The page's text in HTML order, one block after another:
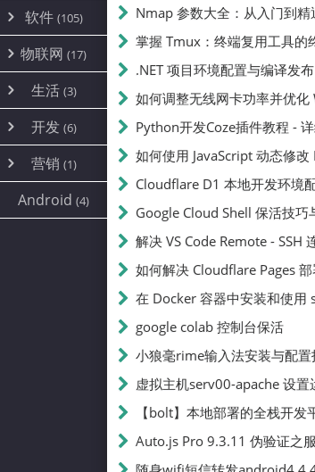
ProxmoxVE
Ubuntu(7)
环境配置
DD重装(3)
加速优化(34)
面板(12)
容器
游戏 (7)
饥荒(7)
云服务商(4)
WEB源码(6)
建站(5)
软件 (105)
安全(12)
办公(4)
图片 (2)
文件
系统 (35)
AI(10)
物联网 (17)
路由器
随身wifi(1)
mobile(14)
刷机
magisk
生活 (3)
线报
sim卡(1)
开发 (6)
编译
JavaScript(2)
python(2)
营销 (1)
公关(1)
SEO(1)
Android (4)
.NET 项目环境配置与编译发布
google colab 控制台保活